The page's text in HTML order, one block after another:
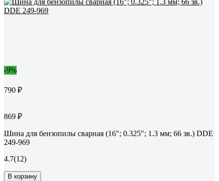
-9%
790 ₽
869 ₽
Шина для бензопилы сварная (16"; 0.325"; 1.3 мм; 66 зв.) DDE
249-969
4.7(12)
В корзину